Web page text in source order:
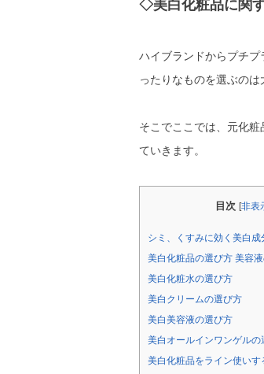
◇美白化粧品に関
ハイブランドからプチ
ったりなものを選ぶの
そこでここでは、元化
ていきます。
目次 [非表
シミ、くすみに効く美白成
美白化粧品の選び方 美容
美白化粧水の選び方
美白クリームの選び方
美白美容液の選び方
美白オールインワンゲルの
美白化粧品をライン使いす